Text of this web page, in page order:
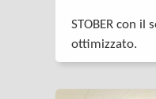
STOBER con il
ottimizzato.